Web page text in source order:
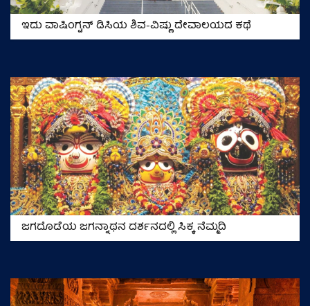
ಇದು ವಾಷಿಂಗ್ಟನ್ ಡಿಸಿಯ ಶಿವ-ವಿಷ್ಣು ದೇವಾಲಯದ ಕಥೆ
ಜಗದೊಡೆಯ ಜಗನ್ನಾಥನ ದರ್ಶನದಲ್ಲಿ ಸಿಕ್ಕ ನೆಮ್ಮದಿ